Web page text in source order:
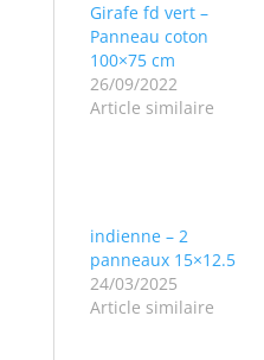
Girafe fd vert –
Panneau coton
100×75 cm
26/09/2022
Article similaire
indienne – 2
panneaux 15×12.5
24/03/2025
Article similaire